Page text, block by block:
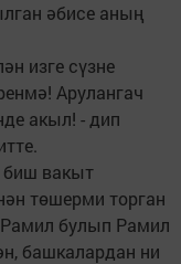
әбисе аның
изге сүзне
Арулангач
акыл! - дип
биш вакыт
төшерми торган
булып Рамил
башкалардан ни